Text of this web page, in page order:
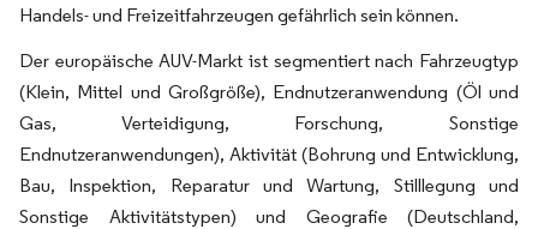
Handels- und Freizeitfahrzeugen gefährlich sein können.
Der europäische AUV-Markt ist segmentiert nach Fahrzeugtyp
(Klein, Mittel und Großgröße), Endnutzeranwendung (Öl und
Gas, Verteidigung, Forschung, Sonstige
Endnutzeranwendungen), Aktivität (Bohrung und Entwicklung,
Bau, Inspektion, Reparatur und Wartung, Stilllegung und
Sonstige Aktivitätstypen) und Geografie (Deutschland,